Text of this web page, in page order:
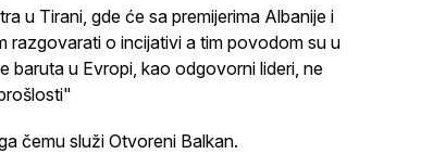
u Tirani, gde će sa premijerima Albanije i
razgovarati o incijativi a tim povodom su u
baruta u Evropi, kao odgovorni lideri, ne
čemu služi Otvoreni Balkan.